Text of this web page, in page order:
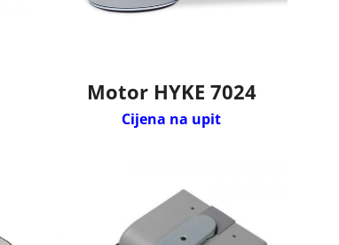
Motor HYKE 7024
Cijena na upit